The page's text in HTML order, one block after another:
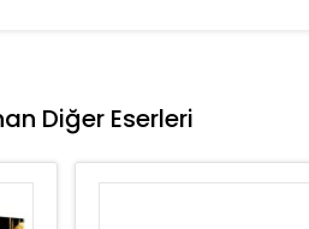
Diğer Eserleri